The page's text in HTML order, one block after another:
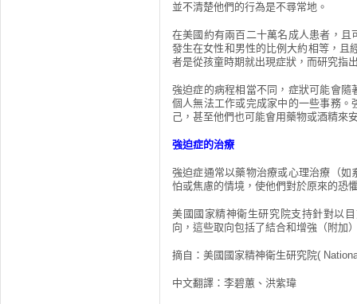
並不清楚他們的行為是不尋常地。
在美國約有兩百二十萬名成人患者，
發生在女性和男性的比例大約相等，且
者是從孩童時期就出現症狀，而研究指
強迫症的病程相當不同，症狀可能會
個人無法工作或完成家中的一些事務
己，甚至他們也可能會用藥物或酒精來
強迫症的治療
強迫症通常以藥物治療或心理治療（
怕或焦慮的情境，使他們對於原來的恐
美國國家精神衛生研究院支持針對以
向，這些取向包括了結合和增強（附加
摘自：美國國家精神衛生研究院(
中文翻譯：李碧蕙、洪紫瑋